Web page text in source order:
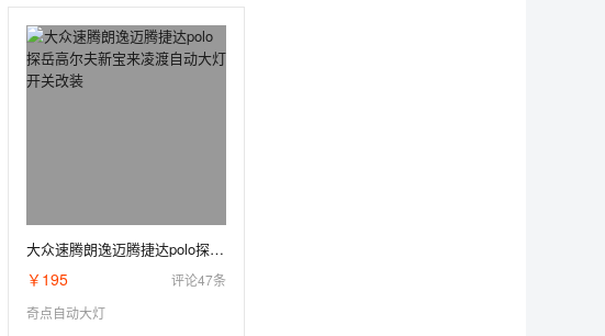
大众速腾朗逸迈腾捷达polo探岳高尔夫新宝来凌渡自动大灯开关改装
￥195
评论47条
奇点自动大灯